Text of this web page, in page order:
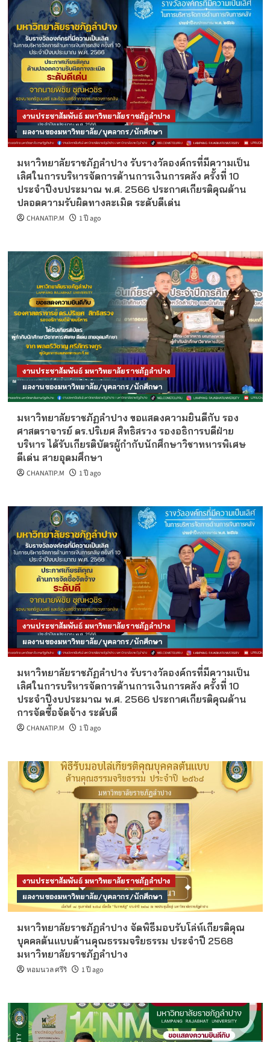
งานประชาสัมพันธ์ มหาวิทยาลัยราชภัฏลำปาง
ผลงานของมหาวิทยาลัย/บุคลากร/นักศึกษา
มหาวิทยาลัยราชภัฏลำปาง รับรางวัลองค์กรที่มีความเป็น
เลิศในการบริหารจัดการด้านการเงินการคลัง ครั้งที่ 10
ประจำปีงบประมาณ พ.ศ. 2566 ประกาศเกียรติคุณด้าน
ปลอดความรับผิดทางละเมิด ระดับดีเด่น
CHANATIP.M 1 ปี ago
งานประชาสัมพันธ์ มหาวิทยาลัยราชภัฏลำปาง
ผลงานของมหาวิทยาลัย/บุคลากร/นักศึกษา
มหาวิทยาลัยราชภัฏลำปาง ขอแสดงความยินดีกับ รอง
ศาสตราจารย์ ดร.ปริเยศ สิทธิสรวง รองอธิการบดีฝ่าย
บริหาร ได้รับเกียรติบัตรผู้กำกับนักศึกษาวิชาทหารพิเศษ
ดีเด่น สายอุดมศึกษา
CHANATIP.M 1 ปี ago
งานประชาสัมพันธ์ มหาวิทยาลัยราชภัฏลำปาง
ผลงานของมหาวิทยาลัย/บุคลากร/นักศึกษา
มหาวิทยาลัยราชภัฏลำปาง รับรางวัลองค์กรที่มีความเป็น
เลิศในการบริหารจัดการด้านการเงินการคลัง ครั้งที่ 10
ประจำปีงบประมาณ พ.ศ. 2566 ประกาศเกียรติคุณด้าน
การจัดซื้อจัดจ้าง ระดับดี
CHANATIP.M 1 ปี ago
งานประชาสัมพันธ์ มหาวิทยาลัยราชภัฏลำปาง
ผลงานของมหาวิทยาลัย/บุคลากร/นักศึกษา
มหาวิทยาลัยราชภัฏลำปาง จัดพิธีมอบรับโล่ห์เกียรติคุณ
บุคคลต้นแบบด้านคุณธรรมจริยธรรม ประจำปี 2568
มหาวิทยาลัยราชภัฏลำปาง
หอมนวล ศรีริ 1 ปี ago